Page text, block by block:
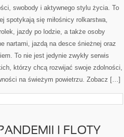
swobody i aktywnego stylu życia. To
spotykają się miłośnicy rolkarstwa,
jazdy po lodzie, a także osoby
nartami, jazdą na desce śnieżnej oraz
To nie jest jedynie zwykły serwis
którzy chcą rozwijać swoje zdolności,
na świeżym powietrzu. Zobacz […]
I FLOTY